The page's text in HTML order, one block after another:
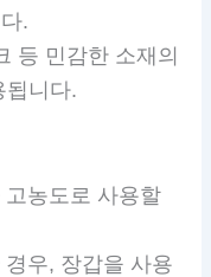
.
등 민감한 소재의
됩니다.
농도로 사용할
우, 장갑을 사용